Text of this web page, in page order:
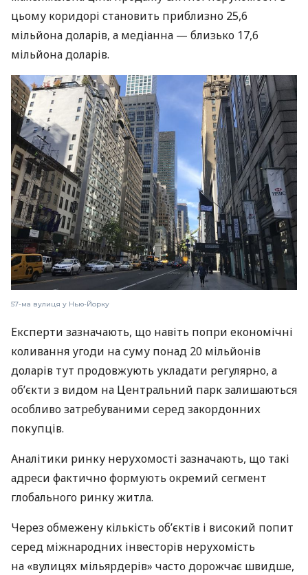
цьому коридорі становить приблизно 25,6
мільйона доларів, а медіанна — близько 17,6
мільйона доларів.
57-ма вулиця у Нью-Йорку
Експерти зазначають, що навіть попри економічні
коливання угоди на суму понад 20 мільйонів
доларів тут продовжують укладати регулярно, а
об’єкти з видом на Центральний парк залишаються
особливо затребуваними серед закордонних
покупців.
Аналітики ринку нерухомості зазначають, що такі
адреси фактично формують окремий сегмент
глобального ринку житла.
Через обмежену кількість об’єктів і високий попит
серед міжнародних інвесторів нерухомість
на «вулицях мільярдерів» часто дорожчає швидше,